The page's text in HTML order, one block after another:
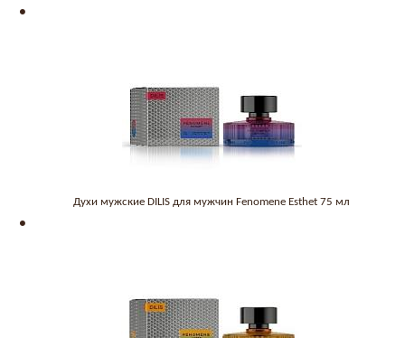
Духи мужские DILIS для мужчин Fenomene Esthet 75 мл